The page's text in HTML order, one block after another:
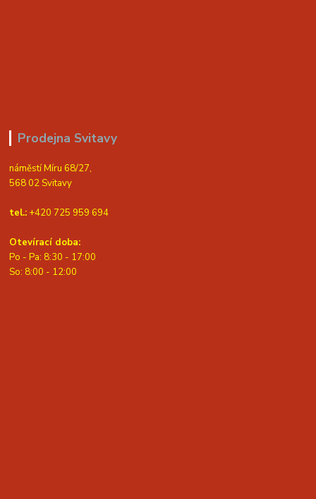
Prodejna Svitavy
náměstí Míru 68/27,
568 02 Svitavy
tel.: +420 725 959 694
Otevírací doba:
Po - Pa: 8:30 - 17:00
So: 8:00 - 12:00